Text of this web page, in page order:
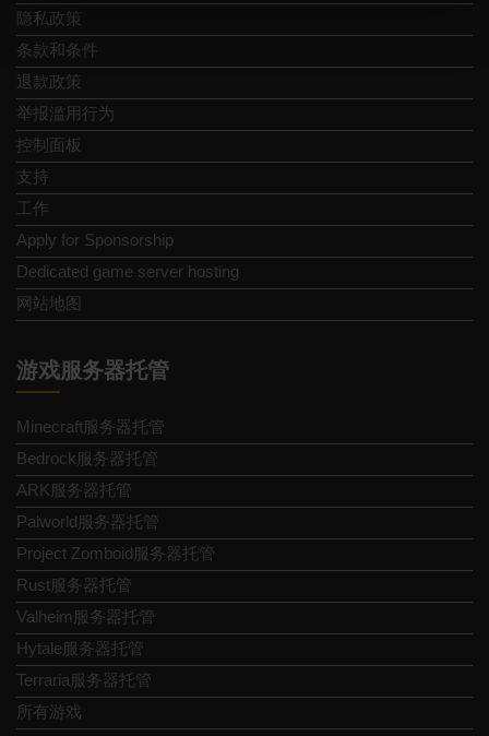
隐私政策
条款和条件
退款政策
举报滥用行为
控制面板
支持
工作
Apply for Sponsorship
Dedicated game server hosting
网站地图
游戏服务器托管
Minecraft服务器托管
Bedrock服务器托管
ARK服务器托管
Palworld服务器托管
Project Zomboid服务器托管
Rust服务器托管
Valheim服务器托管
Hytale服务器托管
Terraria服务器托管
所有游戏